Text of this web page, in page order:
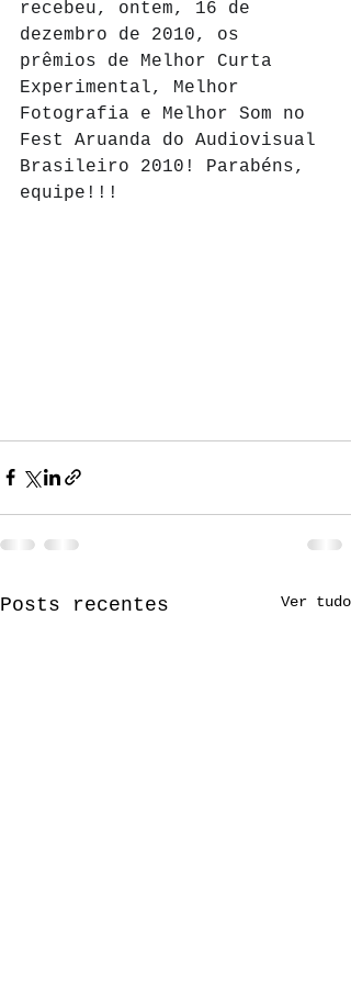
recebeu, ontem, 16 de
dezembro de 2010, os
prêmios de Melhor Curta
Experimental, Melhor
Fotografia e Melhor Som no
Fest Aruanda do Audiovisual
Brasileiro 2010! Parabéns,
equipe!!!
Posts recentes Ver tudo